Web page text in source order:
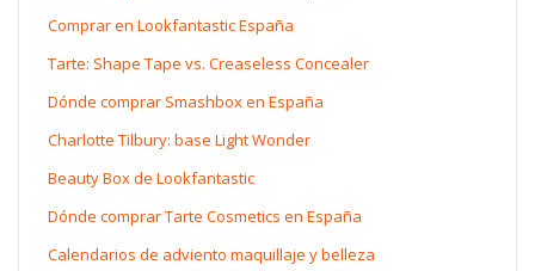
Comprar en Lookfantastic España
Tarte: Shape Tape vs. Creaseless Concealer
Dónde comprar Smashbox en España
Charlotte Tilbury: base Light Wonder
Beauty Box de Lookfantastic
Dónde comprar Tarte Cosmetics en España
Calendarios de adviento maquillaje y belleza